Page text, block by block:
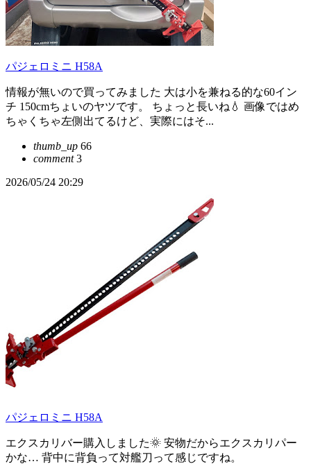
パジェロミニ H58A
情報が無いので買ってみました 大は小を兼ねる的な60イン
チ 150cmちょいのヤツです。 ちょっと長いね💧 画像ではめ
ちゃくちゃ左側出てるけど、実際にはそ...
thumb_up 66
comment3
2026/05/24 20:29
パジェロミニ H58A
エクスカリバー購入しました🌞 安物だからエクスカリパー
かな… 背中に背負って対艦刀って感じですね。